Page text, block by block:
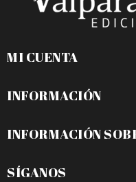
MI CUENTA
INFORMACIÓN
INFORMACIÓN
SÍGANOS